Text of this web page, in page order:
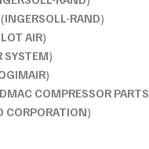
INGERSOLL-RAND)
AIR)
SYSTEM)
)
COMPRESSOR PARTS
CORPORATION)